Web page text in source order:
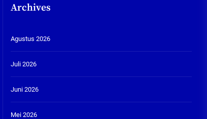
Archives
Agustus 2026
Juli 2026
Juni 2026
Mei 2026